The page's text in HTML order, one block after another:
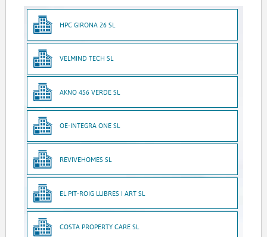
HPC GIRONA 26 SL
VELMIND TECH SL
AKNO 456 VERDE SL
OE-INTEGRA ONE SL
REVIVEHOMES SL
EL PIT-ROIG LLIBRES I ART SL
COSTA PROPERTY CARE SL